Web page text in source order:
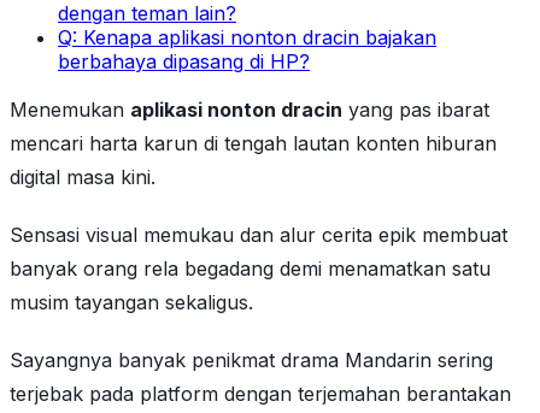
dengan teman lain?
Q: Kenapa aplikasi nonton dracin bajakan
berbahaya dipasang di HP?
Menemukan aplikasi nonton dracin yang pas ibarat
mencari harta karun di tengah lautan konten hiburan
digital masa kini.
Sensasi visual memukau dan alur cerita epik membuat
banyak orang rela begadang demi menamatkan satu
musim tayangan sekaligus.
Sayangnya banyak penikmat drama Mandarin sering
terjebak pada platform dengan terjemahan berantakan